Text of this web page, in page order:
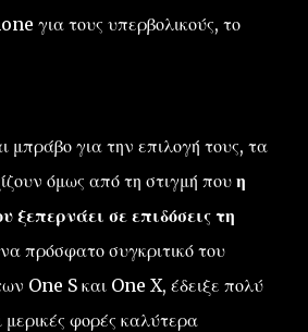
για τους υπερβολικούς, το
μπράβο για την επιλογή τους, τα
όμως από τη στιγμή που η
ξεπερνάει σε επιδόσεις τη
πρόσφατο συγκριτικό του
One S και One X, έδειξε πολύ
μερικές φορές καλύτερα